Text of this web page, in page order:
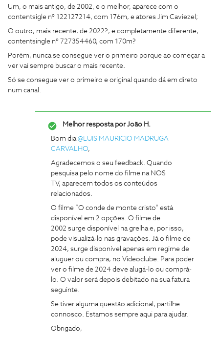
Um, o mais antigo, de 2002, e o melhor, aparece com o
contentsigle nº 122127214, com 176m, e atores Jim Caviezel;
O outro, mais recente, de 2022?, e completamente diferente,
contentsingle nº 727354460, com 170m?
Porém, nunca se consegue ver o primeiro porque ao começar a
ver vai sempre buscar o mais recente.
Só se consegue ver o primeiro e original quando dá em direto
num canal.
Melhor resposta porJoão H.
Bom dia ​@LUIS MAURICIO MADRUGA
CARVALHO,
Agradecemos o seu feedback. Quando
pesquisa pelo nome do filme na NOS
TV, aparecem todos os conteúdos
relacionados.
O filme “O conde de monte cristo” está
disponível em 2 opções. O filme de
2002 surge disponível na grelha e, por isso,
pode visualizá-lo nas gravações. Já o filme de
2024, surge disponível apenas em regime de
aluguer ou compra, no Videoclube. Para poder
ver o filme de 2024 deve alugá-lo ou comprá-
lo. O valor será depois debitado na sua fatura
seguinte.
Se tiver alguma questão adicional, partilhe
connosco. Estamos sempre aqui para ajudar.
Obrigado,